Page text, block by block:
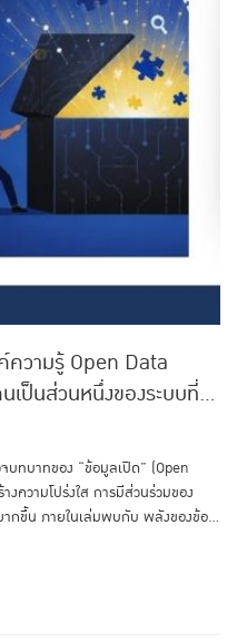
วามรู้ Open Data
เป็นส่วนหนึ่งของระบบที่
บทบาทของ “ข้อมูลเปิด” (Open
งความโปร่งใส การมีส่วนร่วมของ
ากขึ้น ภายในเล่มพบกับ พลังของข้อ